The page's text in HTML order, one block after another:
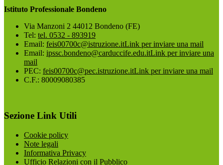
Istituto Professionale Bondeno
Via Manzoni 2 44012 Bondeno (FE)
Tel: tel. 0532 - 893919
Email: feis00700c@istruzione.itLink per inviare una mail
Email: ipssc.bondeno@carduccife.edu.itLink per inviare una
mail
PEC: feis00700c@pec.istruzione.itLink per inviare una mail
C.F.: 80009080385
Sezione Link Utili
Cookie policy
Note legali
Informativa Privacy
Ufficio Relazioni con il Pubblico